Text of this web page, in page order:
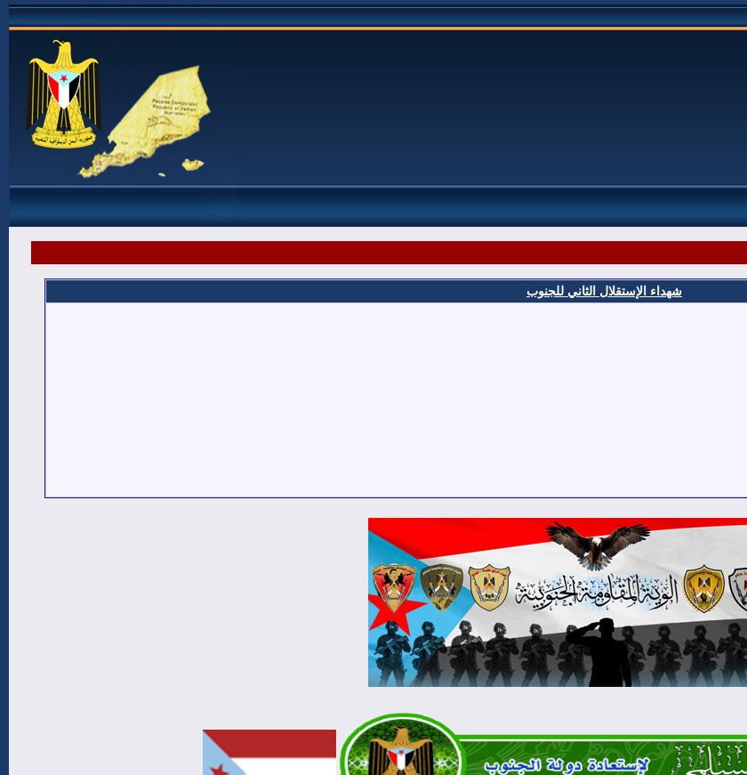
شهداء الإستقلال الثاني للجنوب